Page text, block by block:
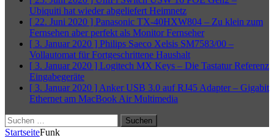
Ubiquiti hat wieder abgeliefert Heimnetz
[ 22. Juni 2020 ] Panasonic TX-40HXW804 – Zu klein zum
Fernsehen aber perfekt als MonitorFernseher
[ 3. Januar 2020 ] Philips Saeco Xelsis SM7583/00 –
Vollautomat für Fortgeschrittene Haushalt
[ 3. Januar 2020 ] Logitech MX Keys – Die Tastatur Referenz
Eingabegeräte
[ 3. Januar 2020 ] Anker USB 3.0 auf RJ45 Adapter – Gigabit
Ethernet am MacBook AirMultimedia
Suchen
nach:
StartseiteFunk